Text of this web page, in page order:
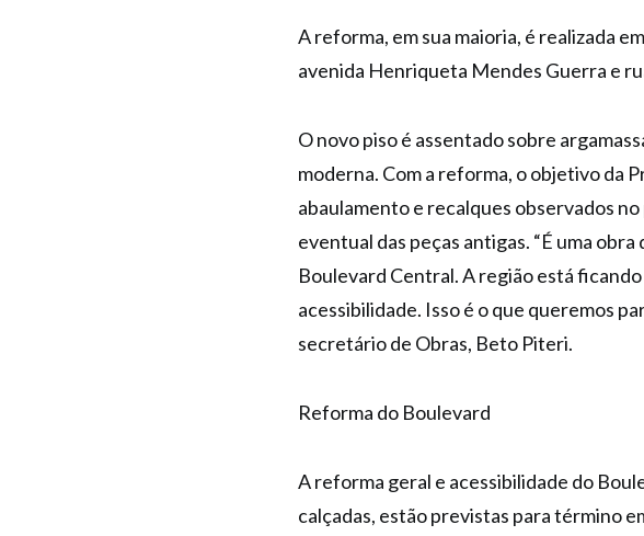
A reforma, em sua maioria, é realizada
avenida Henriqueta Mendes Guerra e
O novo piso é assentado sobre
moderna. Com a reforma, o objetivo da
abaulamento e recalques observados
eventual das peças antigas. “É uma
Boulevard Central. A região está
acessibilidade. Isso é o que queremos
secretário de Obras, Beto Piteri.
Reforma do Boulevard
A reforma geral e acessibilidade do
calçadas, estão previstas para término